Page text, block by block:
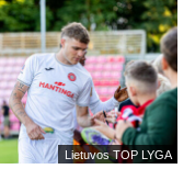
Lietuvos TOP LYGA